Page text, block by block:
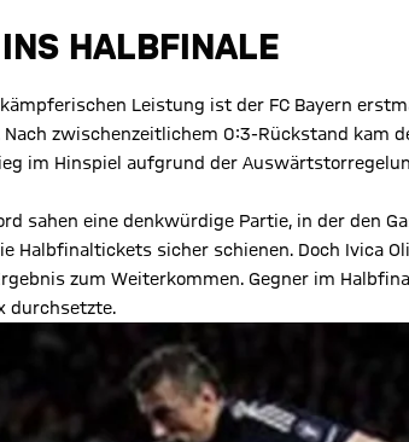
HALBFINALE
Leistung ist der FC Bayern
Nach zwischenzeitlichem 0:3-Rückstand kam
im Hinspiel aufgrund der
sahen eine denkwürdige Partie, in der den
Halbfinaltickets sicher schienen. Doch Ivica
zum Weiterkommen. Gegner im
durchsetzte.